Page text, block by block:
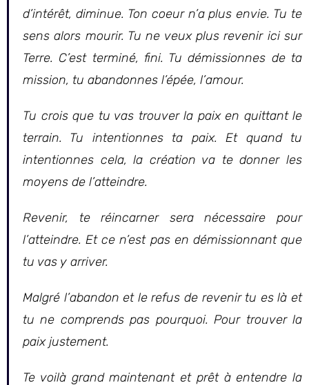
d’intérêt, diminue. Ton coeur n’a plus envie. Tu te
sens alors mourir. Tu ne veux plus revenir ici sur
Terre. C’est terminé, fini. Tu démissionnes de ta
mission, tu abandonnes l’épée, l’amour.
Tu crois que tu vas trouver la paix en quittant le
terrain. Tu intentionnes ta paix. Et quand tu
intentionnes cela, la création va te donner les
moyens de l’atteindre.
Revenir, te réincarner sera nécessaire pour
l’atteindre. Et ce n’est pas en démissionnant que
tu vas y arriver.
Malgré l’abandon et le refus de revenir tu es là et
tu ne comprends pas pourquoi. Pour trouver la
paix justement.
Te voilà grand maintenant et prêt à entendre la